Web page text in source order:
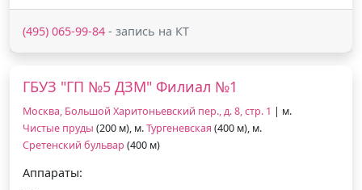
(495) 065-99-84 - запись на КТ
ГБУЗ "ГП №5 ДЗМ" Филиал №1
Москва, Большой Харитоньевский пер., д. 8, стр. 1 | м.
Чистые пруды (200 м), м.Тургеневская (400 м), м.
Сретенский бульвар (400 м)
Аппараты: